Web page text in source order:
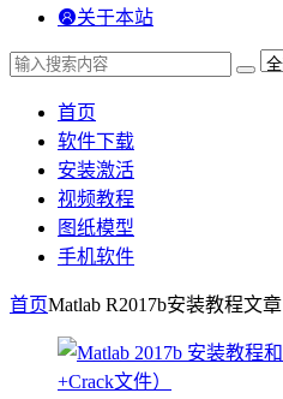
关于本站
首页
软件下载
安装激活
视频教程
图纸模型
手机软件
首页Matlab R2017b安装教程文章